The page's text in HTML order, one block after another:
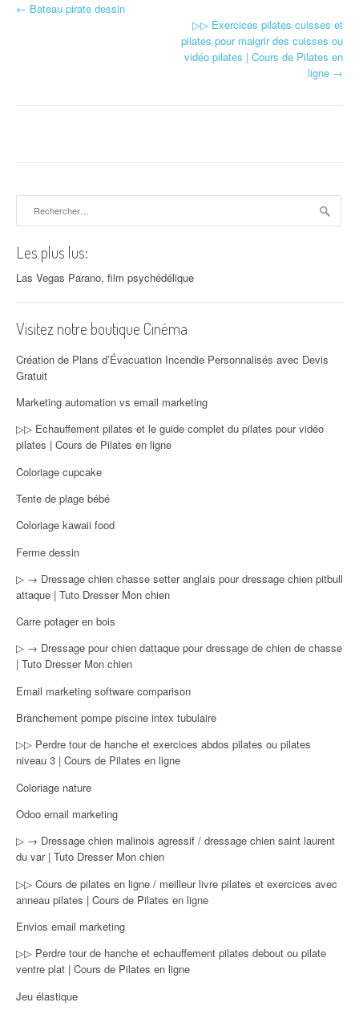
Navigation d'article
← Bateau pirate dessin
▷▷ Exercices pilates cuisses et
pilates pour maigrir des cuisses ou
vidéo pilates | Cours de Pilates en
ligne →
Les plus lus:
Las Vegas Parano, film psychédélique
Visitez notre boutique Cinéma
Création de Plans d’Évacuation Incendie Personnalisés avec Devis
Gratuit
Marketing automation vs email marketing
▷▷ Echauffement pilates et le guide complet du pilates pour vidéo
pilates | Cours de Pilates en ligne
Coloriage cupcake
Tente de plage bébé
Coloriage kawaii food
Ferme dessin
▷ → Dressage chien chasse setter anglais pour dressage chien pitbull
attaque | Tuto Dresser Mon chien
Carre potager en bois
▷ → Dressage pour chien dattaque pour dressage de chien de chasse
| Tuto Dresser Mon chien
Email marketing software comparison
Branchement pompe piscine intex tubulaire
▷▷ Perdre tour de hanche et exercices abdos pilates ou pilates
niveau 3 | Cours de Pilates en ligne
Coloriage nature
Odoo email marketing
▷ → Dressage chien malinois agressif / dressage chien saint laurent
du var | Tuto Dresser Mon chien
▷▷ Cours de pilates en ligne / meilleur livre pilates et exercices avec
anneau pilates | Cours de Pilates en ligne
Envios email marketing
▷▷ Perdre tour de hanche et echauffement pilates debout ou pilate
ventre plat | Cours de Pilates en ligne
Jeu élastique